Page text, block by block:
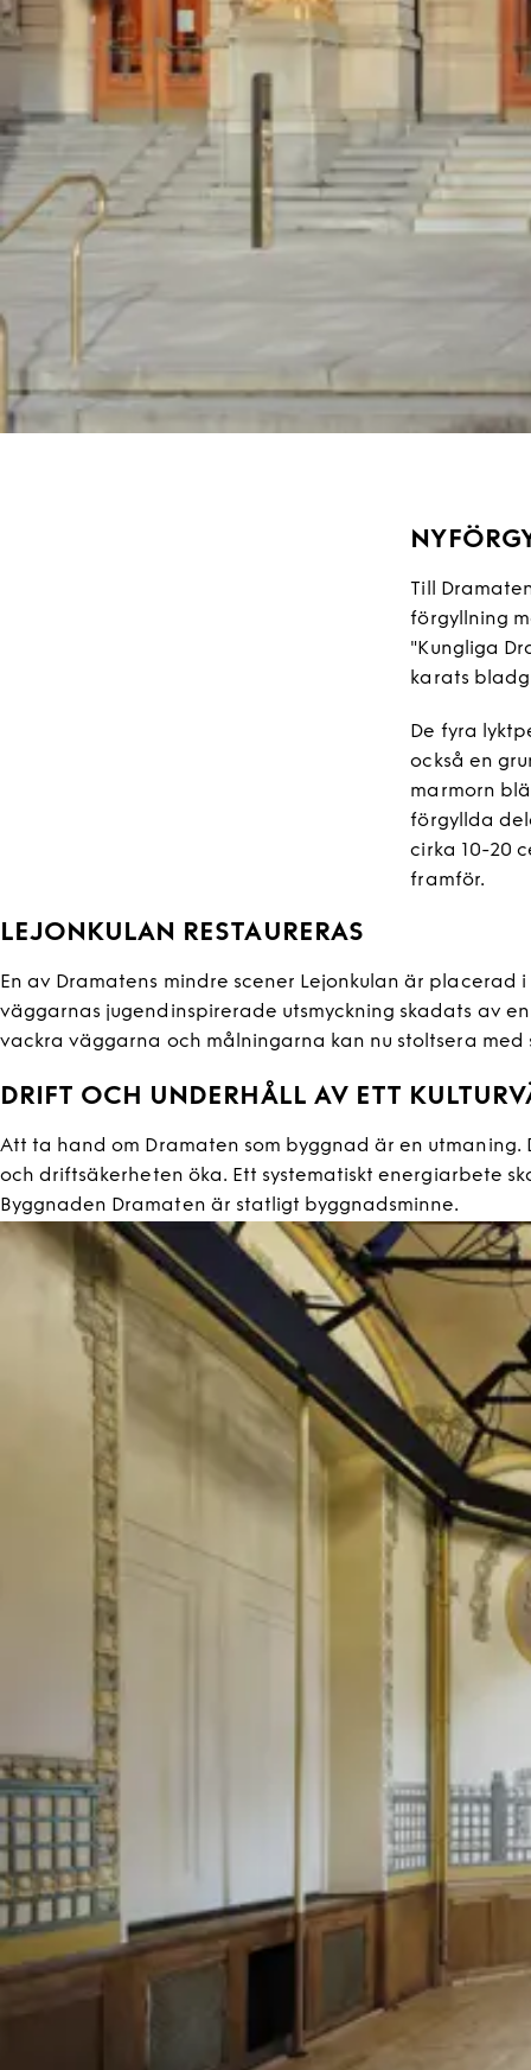
Till
förgyllning
"Kungliga
karats
De fyra
också en
marmorn
förgyllda
cirka 10-20
framför.
LEJONKULAN RESTAURERAS
En av Dramatens mindre scener Lejonkulan är
väggarnas jugendinspirerade utsmyckning skadats av
vackra väggarna och målningarna kan nu stoltsera med
DRIFT OCH UNDERHÅLL AV ETT
Att ta hand om Dramaten som byggnad är en
och driftsäkerheten öka. Ett systematiskt energiarbete
Byggnaden Dramaten är statligt byggnadsminne.